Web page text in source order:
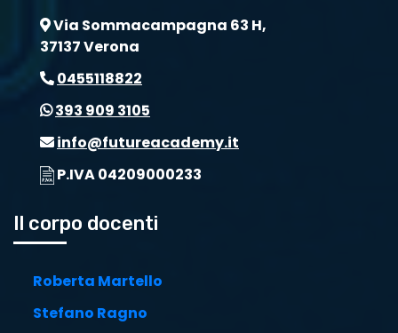
Via Sommacampagna 63 H,
37137 Verona
0455118822
393 909 3105
info@futureacademy.it
P.IVA 04209000233
Il corpo docenti
Roberta Martello
Stefano Ragno